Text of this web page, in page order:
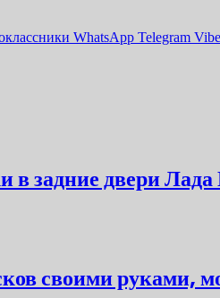
WhatsApp Telegram
в задние двери Лада
своими руками,